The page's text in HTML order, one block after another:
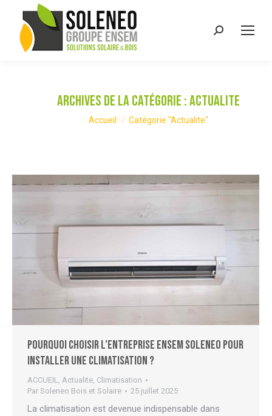
Recherche
Archives de la catégorie :Actualite
Vous êtes ici :
Accueil Catégorie "Actualite"
Pourquoi choisir l’entreprise ENSEM Soleneo pour
installer une climatisation ?
ACCUEIL Actualite Climatisation
Par Soleneo Bois et Solaire 25 juillet 2025
La climatisation est devenue indispensable dans